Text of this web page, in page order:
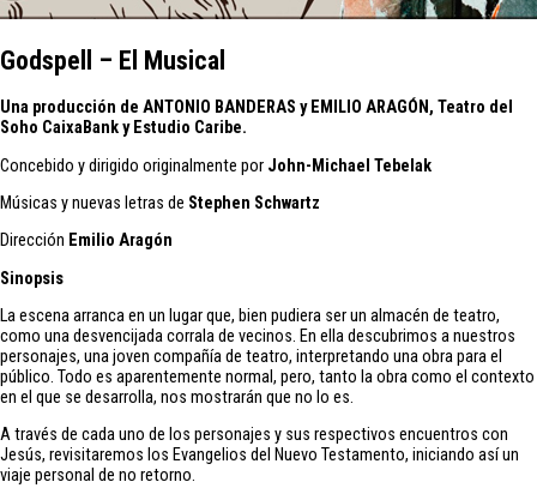
Godspell – El Musical
Una producción de ANTONIO BANDERAS y EMILIO ARAGÓN , Teatro del
Soho CaixaBank y Estudio Caribe.
Concebido y dirigido originalmente por John-Michael Tebelak
Músicas y nuevas letras de Stephen Schwartz
Dirección Emilio Aragón
Sinopsis
La escena arranca en un lugar que, bien pudiera ser un almacén de teatro,
como una desvencijada corrala de vecinos. En ella descubrimos a nuestros
personajes, una joven compañía de teatro, interpretando una obra para el
público. Todo es aparentemente normal, pero, tanto la obra como el contexto
en el que se desarrolla, nos mostrarán que no lo es.
A través de cada uno de los personajes y sus respectivos encuentros con
Jesús, revisitaremos los Evangelios del Nuevo Testamento, iniciando así un
viaje personal de no retorno.